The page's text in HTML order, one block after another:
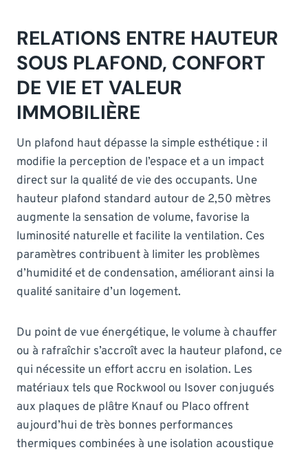
RELATIONS ENTRE HAUTEUR
SOUS PLAFOND, CONFORT
DE VIE ET VALEUR
IMMOBILIÈRE
Un plafond haut dépasse la simple esthétique : il
modifie la perception de l’espace et a un impact
direct sur la qualité de vie des occupants. Une
hauteur plafond standard autour de 2,50 mètres
augmente la sensation de volume, favorise la
luminosité naturelle et facilite la ventilation. Ces
paramètres contribuent à limiter les problèmes
d’humidité et de condensation, améliorant ainsi la
qualité sanitaire d’un logement.
Du point de vue énergétique, le volume à chauffer
ou à rafraîchir s’accroît avec la hauteur plafond, ce
qui nécessite un effort accru en isolation. Les
matériaux tels que Rockwool ou Isover conjugués
aux plaques de plâtre Knauf ou Placo offrent
aujourd’hui de très bonnes performances
thermiques combinées à une isolation acoustique